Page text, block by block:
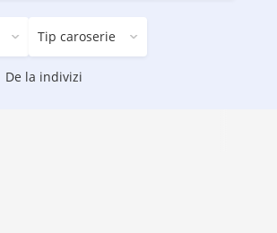
Tip caroserie
De la indivizi